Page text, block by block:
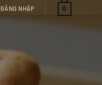
ĐĂNG NHẬP 0